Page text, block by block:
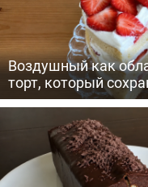
Воздушный как
торт, который